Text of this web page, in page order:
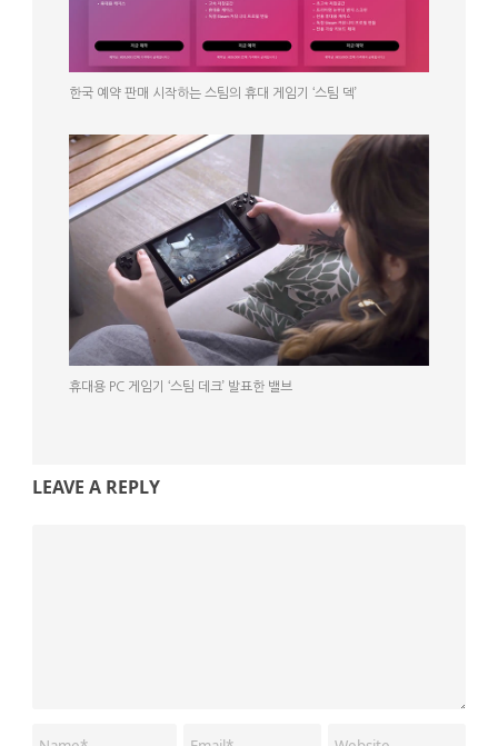
한국 예약 판매 시작하는 스팀의 휴대 게임기 ‘스팀 덱’
휴대용 PC 게임기 ‘스팀 데크’ 발표한 밸브
LEAVE A REPLY